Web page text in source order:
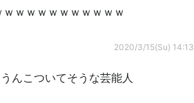
ｗｗｗｗｗｗｗｗｗｗ
2020/3/15(Su) 14:13
んこついてそうな芸能人